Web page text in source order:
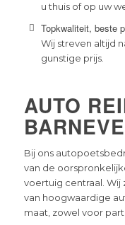
u thuis of op uw
Topkwaliteit, beste
Wij streven altijd
gunstige prijs.
AUTO
Bij ons
van de
voertuig centraal. Wij
van hoogwaardige
maat, zowel voor